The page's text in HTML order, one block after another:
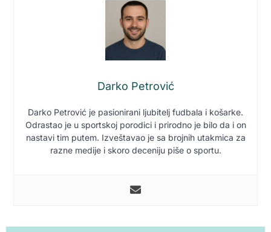
Darko Petrović
Darko Petrović je pasionirani ljubitelj fudbala i košarke.
Odrastao je u sportskoj porodici i prirodno je bilo da i on
nastavi tim putem. Izveštavao je sa brojnih utakmica za
razne medije i skoro deceniju piše o sportu.